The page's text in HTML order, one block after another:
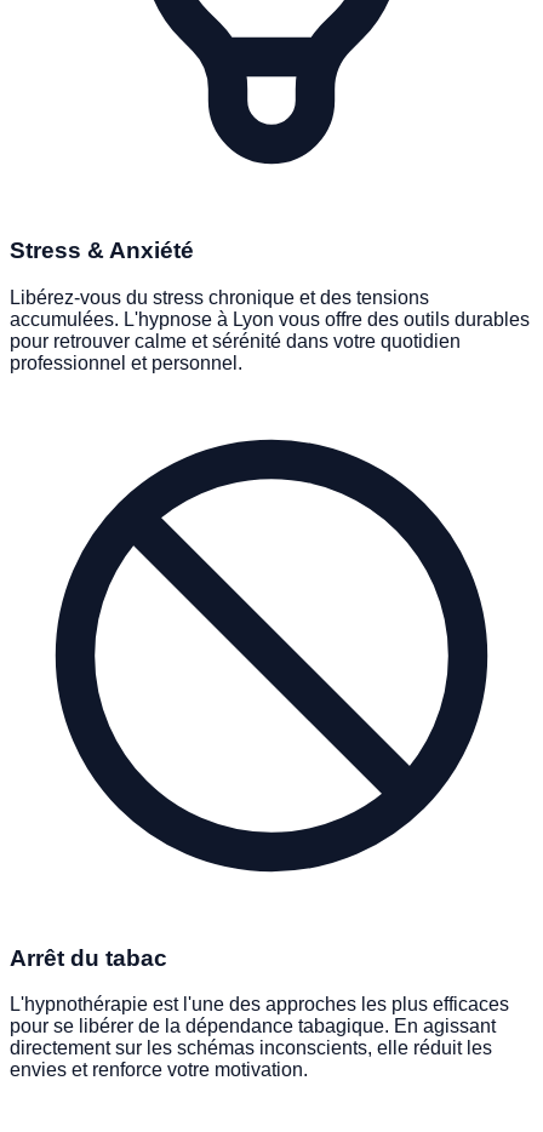
PHOBIES & BLOCAGES
Stress & Anxiété
Libérez-vous du stress chronique et des tensions
accumulées. L'hypnose à Lyon vous offre des outils durables
pour retrouver calme et sérénité dans votre quotidien
professionnel et personnel.
Arrêt du tabac
L'hypnothérapie est l'une des approches les plus efficaces
pour se libérer de la dépendance tabagique. En agissant
directement sur les schémas inconscients, elle réduit les
envies et renforce votre motivation.